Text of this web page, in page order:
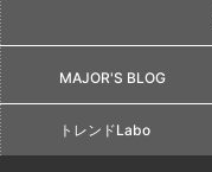
MAJOR'S BLOG
トレンドLabo